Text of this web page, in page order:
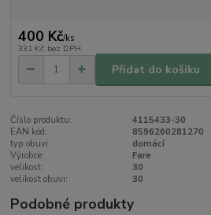
400 Kč/ks
331 Kč bez DPH
Přidat do košíku
Číslo produktu:
4115433-30
EAN kód:
8596260281270
typ obuvi:
domácí
Výrobce:
Fare
velikost:
30
velikost obuvi:
30
Podobné produkty